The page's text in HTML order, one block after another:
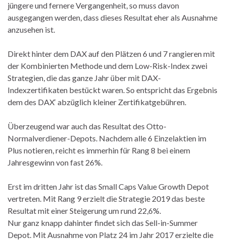
jüngere und fernere Vergangenheit, so muss davon
ausgegangen werden, dass dieses Resultat eher als Ausnahme
anzusehen ist.
Direkt hinter dem DAX auf den Plätzen 6 und 7 rangieren mit
der Kombinierten Methode und dem Low-Risk-Index zwei
Strategien, die das ganze Jahr über mit DAX-
Indexzertifikaten bestückt waren. So entspricht das Ergebnis
dem des DAX‘ abzüglich kleiner Zertifikatgebühren.
Überzeugend war auch das Resultat des Otto-
Normalverdiener-Depots. Nachdem alle 6 Einzelaktien im
Plus notieren, reicht es immerhin für Rang 8 bei einem
Jahresgewinn von fast 26%.
Erst im dritten Jahr ist das Small Caps Value Growth Depot
vertreten. Mit Rang 9 erzielt die Strategie 2019 das beste
Resultat mit einer Steigerung um rund 22,6%.
Nur ganz knapp dahinter findet sich das Sell-in-Summer
Depot. Mit Ausnahme von Platz 24 im Jahr 2017 erzielte die